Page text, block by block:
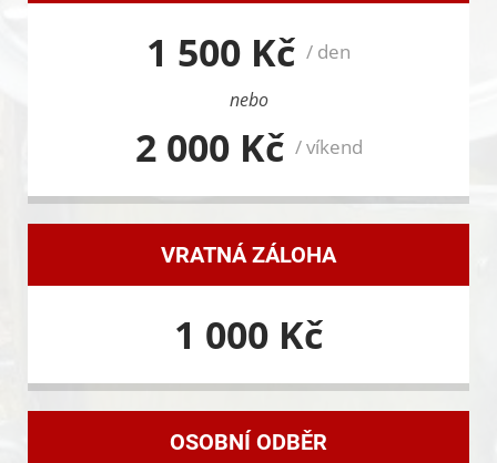
1 500 Kč / den
nebo
2 000 Kč / víkend
VRATNÁ ZÁLOHA
1 000 Kč
OSOBNÍ ODBĚR